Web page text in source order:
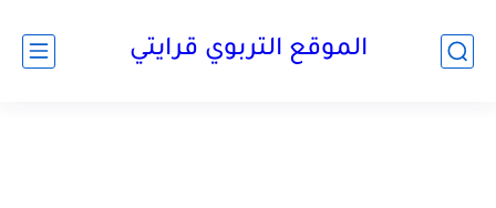
الموقع التربوي قرايتي